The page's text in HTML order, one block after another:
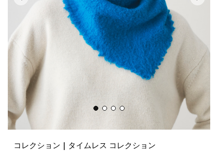
コレクション | タイムレス コレクション